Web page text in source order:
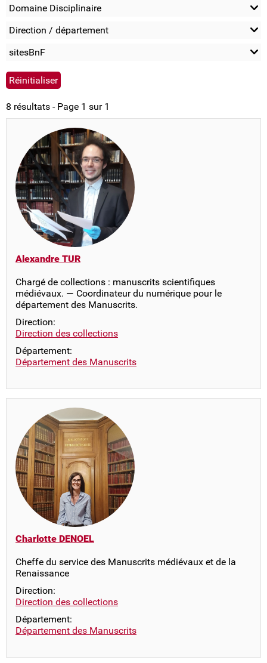
Domaine Disciplinaire
Direction / département
sitesBnF
8 résultats - Page 1 sur 1
Alexandre TUR
Chargé de collections : manuscrits scientifiques
médiévaux. — Coordinateur du numérique pour le
département des Manuscrits.
Direction:
Direction des collections
Département:
Département des Manuscrits
Charlotte DENOEL
Cheffe du service des Manuscrits médiévaux et de la
Renaissance
Direction:
Direction des collections
Département:
Département des Manuscrits